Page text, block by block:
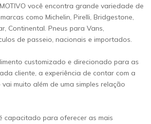
você encontra grande variedade de
como Michelin, Pirelli, Bridgestone,
Continental. Pneus para Vans,
de passeio, nacionais e importados.
customizado e direcionado para as
cliente, a experiência de contar com a
muito além de uma simples relação
capacitado para oferecer as mais